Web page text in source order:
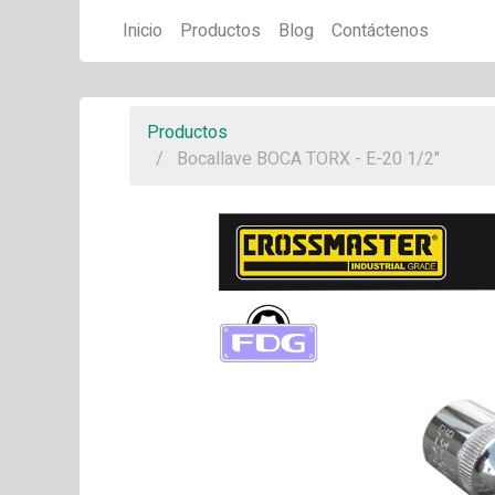
Inicio Productos Blog Contáctenos
Productos
Bocallave BOCA TORX - E-20 1/2"